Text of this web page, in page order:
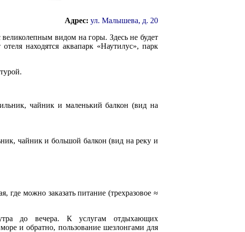
Адрес: ул. Малышева, д. 20
великолепным видом на горы. Здесь не будет
находятся аквапарк «Наутилус», парк
чайник и маленький балкон (вид на
чайник и большой балкон (вид на реку и
где можно заказать питание (трехразовое ≈
до вечера. К услугам отдыхающих
и обратно, пользование шезлонгами для